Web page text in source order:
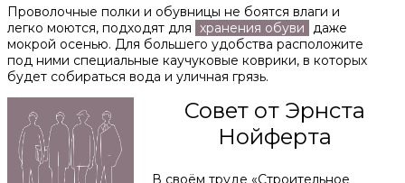
Проволочные полки и обувницы не боятся влаги и
легко моются, подходят для хранения обуви
даже
мокрой осенью. Для большего удобства расположите
под ними специальные каучуковые коврики, в которых
будет собираться вода и уличная грязь.
Совет от Эрнста
Нойферта
В своём труде «Строительное